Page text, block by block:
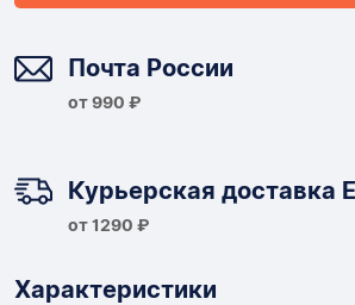
Почта России
от 990 ₽
Курьерская доставка
от 1290 ₽
Характеристики